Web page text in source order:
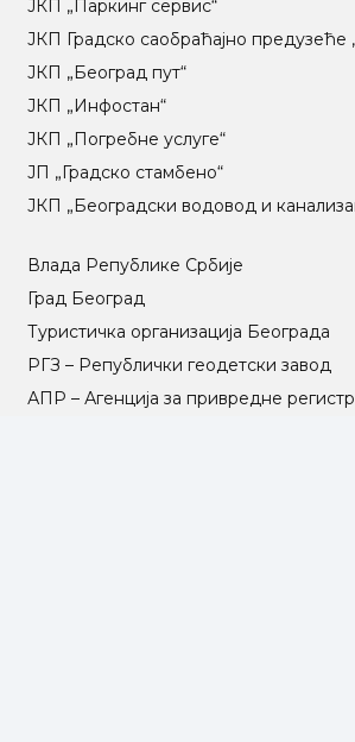
ЈКП „Паркинг сервис“
ЈКП Градско саобраћајно предузеће
ЈКП „Београд пут“
ЈКП „Инфостан“
ЈКП „Погребне услуге“
ЈП „Градско стамбено“
ЈКП „Београдски водовод и
Влада Републике Србије
Град Београд
Туристичка организација Београда
РГЗ – Републички геодетски завод
АПР – Агенција за привредне